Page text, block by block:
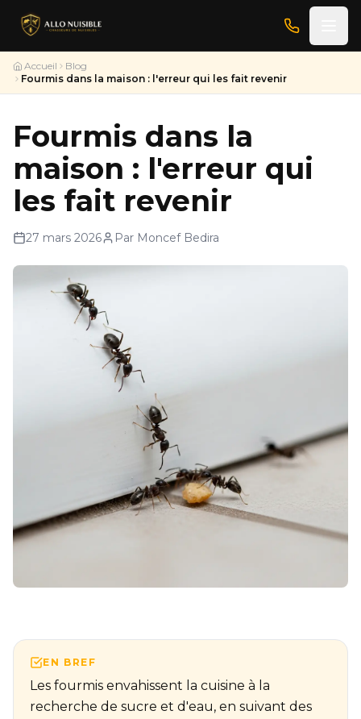
Accueil
Blog
Fourmis dans la maison : l'erreur qui les fait revenir
Fourmis dans la
maison : l'erreur qui
les fait revenir
27 mars 2026 Par Moncef Bedira
EN BREF
Les fourmis envahissent la cuisine à la
recherche de sucre et d'eau, en suivant des